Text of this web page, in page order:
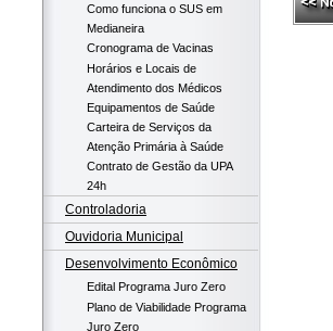
Como funciona o SUS em
Medianeira
Cronograma de Vacinas
Horários e Locais de
Atendimento dos Médicos
Equipamentos de Saúde
Carteira de Serviços da
Atenção Primária à Saúde
Contrato de Gestão da UPA
24h
Controladoria
Ouvidoria Municipal
Desenvolvimento Econômico
Edital Programa Juro Zero
Plano de Viabilidade Programa
Juro Zero